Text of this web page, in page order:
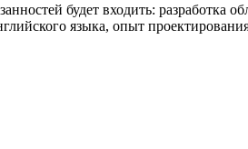
будет входить: разработка
языка, опыт